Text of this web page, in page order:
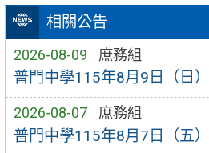
相關公告
2026-08-09 庶務組
普門中學115年8月9日（日
2026-08-07 庶務組
普門中學115年8月7日（五